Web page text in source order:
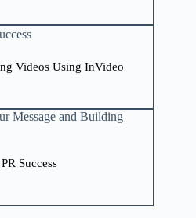
Videos Using InVideo
Success